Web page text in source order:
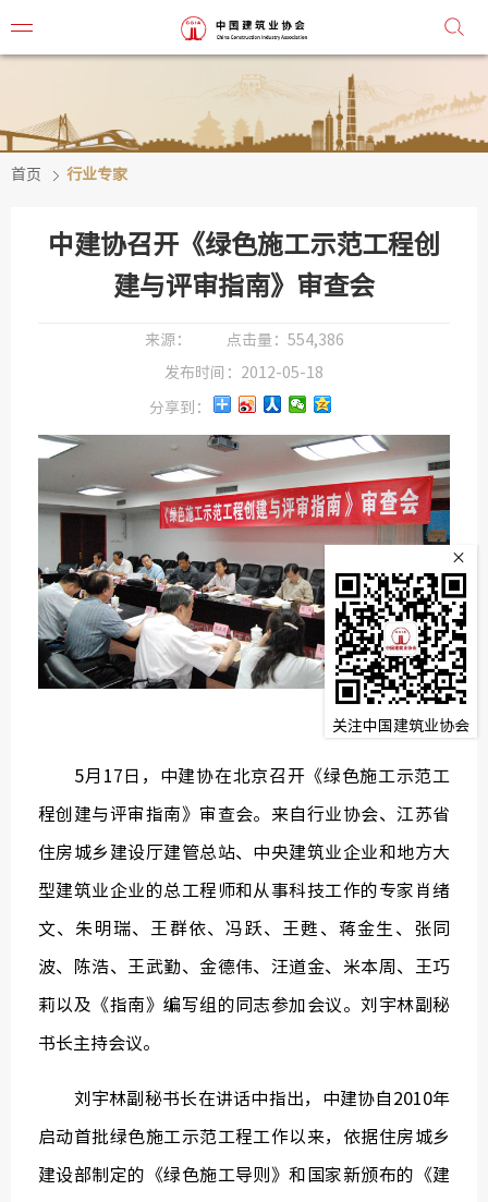
监事会
中国建
首页 行业专家
中建协召开《绿色施工示范工程创
建与评审指南》审查会
来源： 点击量： 554,386
发布时间： 2012-05-18
分享到：
5月17日，中建协在北京召开《绿色施工示范工
程创建与评审指南》审查会。来自行业协会、江苏省
住房城乡建设厅建管总站、中央建筑业企业和地方大
型建筑业企业的总工程师和从事科技工作的专家肖绪
文、朱明瑞、王群依、冯跃、王甦、蒋金生、张同
波、陈浩、王武勤、金德伟、汪道金、米本周、王巧
莉以及《指南》编写组的同志参加会议。刘宇林副秘
书长主持会议。
刘宇林副秘书长在讲话中指出，中建协自2010年
启动首批绿色施工示范工程工作以来，依据住房城乡
建设部制定的《绿色施工导则》和国家新颁布的《建
×
关注中国建筑业协会